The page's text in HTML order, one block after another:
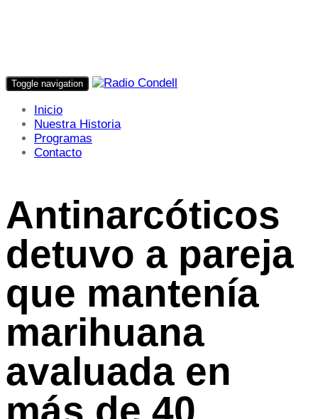
Toggle navigation
Inicio
Nuestra Historia
Programas
Contacto
Antinarcóticos
detuvo a pareja
que mantenía
marihuana
avaluada en